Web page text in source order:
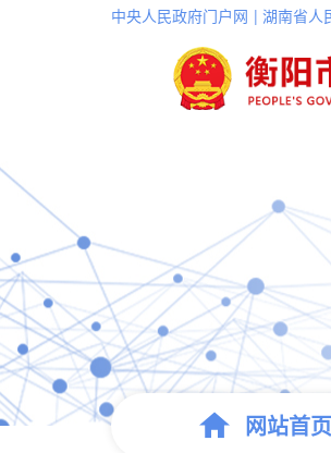
中央人民政府门户网 湖南省人
网站首页